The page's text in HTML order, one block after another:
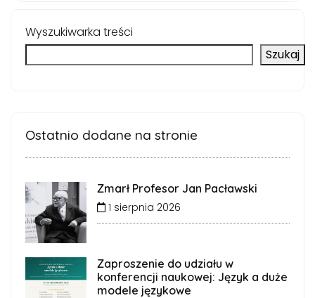
Wyszukiwarka treści
Szukaj
Ostatnio dodane na stronie
Zmarł Profesor Jan Pacławski
1 sierpnia 2026
Zaproszenie do udziału w
konferencji naukowej: Język a duże
modele językowe